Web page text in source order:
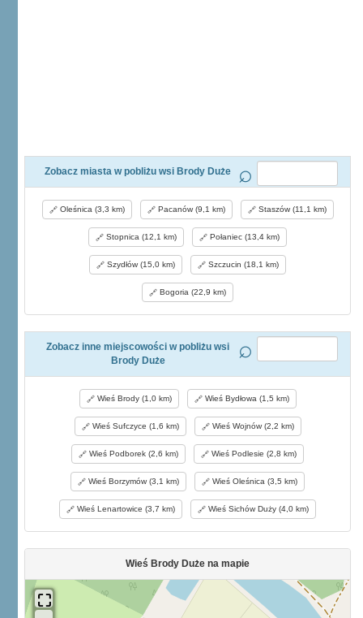
Zobacz miasta w pobliżu wsi Brody Duże
Oleśnica (3,3 km) Pacanów (9,1 km) Staszów (11,1 km)
Stopnica (12,1 km) Połaniec (13,4 km)
Szydłów (15,0 km) Szczucin (18,1 km)
Bogoria (22,9 km)
Zobacz inne miejscowości w pobliżu wsi
Brody Duże
Wieś Brody (1,0 km) Wieś Bydłowa (1,5 km)
Wieś Sufczyce (1,6 km) Wieś Wojnów (2,2 km)
Wieś Podborek (2,6 km) Wieś Podlesie (2,8 km)
Wieś Borzymów (3,1 km) Wieś Oleśnica (3,5 km)
Wieś Lenartowice (3,7 km) Wieś Sichów Duży (4,0 km)
Wieś Brody Duże na mapie